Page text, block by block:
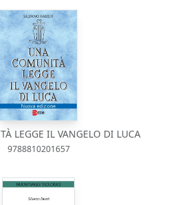
LEGGE IL VANGELO DI LUCA
9788810201657